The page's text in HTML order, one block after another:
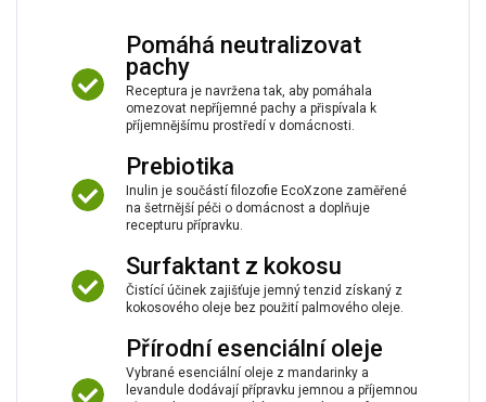
Pomáhá neutralizovat
pachy
Receptura je navržena tak, aby pomáhala
omezovat nepříjemné pachy a přispívala k
příjemnějšímu prostředí v domácnosti.
Prebiotika
Inulin je součástí filozofie EcoXzone zaměřené
na šetrnější péči o domácnost a doplňuje
recepturu přípravku.
Surfaktant z kokosu
Čistící účinek zajišťuje jemný tenzid získaný z
kokosového oleje bez použití palmového oleje.
Přírodní esenciální oleje
Vybrané esenciální oleje z mandarinky a
levandule dodávají přípravku jemnou a příjemnou